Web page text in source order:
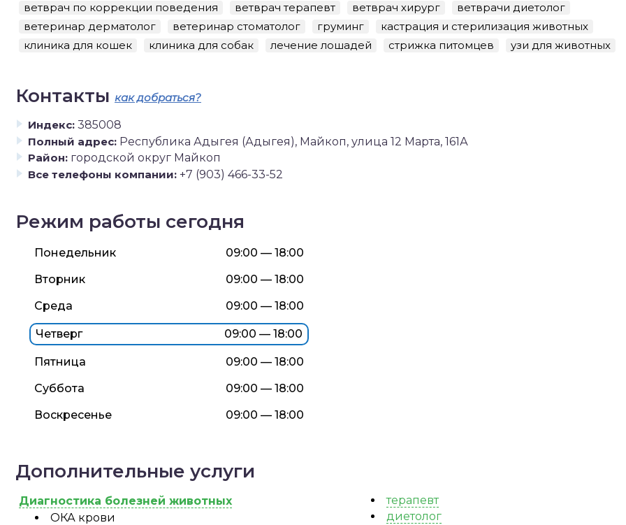
ветврач по коррекции поведения
ветврач терапевт ветврач хирург
ветврачи диетолог
ветеринар дерматолог
ветеринар стоматолог груминг
кастрация и стерилизация животных
клиника для кошек
клиника для собак лечение лошадей стрижка питомцев узи для животных
Контакты как добраться?
Индекс: 385008
Полный адрес: Республика Адыгея (Адыгея), Майкоп, улица 12 Марта, 161А
Район: городской округ Майкоп
Все телефоны компании: +7 (903) 466-33-52
Режим работы сегодня
Понедельник
09:00 — 18:00
Вторник
09:00 — 18:00
Среда
09:00 — 18:00
Четверг 09:00 — 18:00
Пятница
09:00 — 18:00
Суббота
09:00 — 18:00
Воскресенье
09:00 — 18:00
Дополнительные услуги
Диагностика болезней животных
ОКА крови
терапевт
диетолог